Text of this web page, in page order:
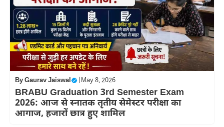
ByGaurav Jaiswal May 8, 2026
BRABU Graduation 3rd Semester Exam
2026: आज से स्नातक तृतीय सेमेस्टर परीक्षा का
आगाज, हजारों छात्र हुए शामिल